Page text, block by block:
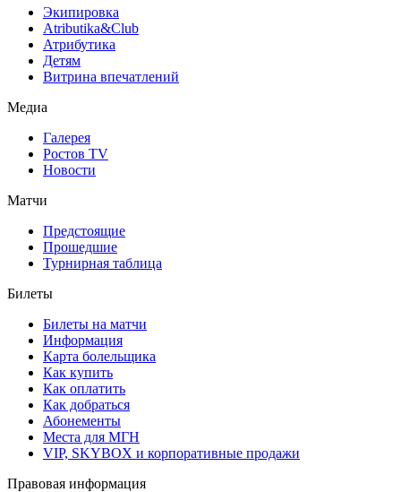
Экипировка
Atributika&Club
Атрибутика
Детям
Витрина впечатлений
Медиа
Галерея
Ростов TV
Новости
Матчи
Предстоящие
Прошедшие
Турнирная таблица
Билеты
Билеты на матчи
Информация
Карта болельщика
Как купить
Как оплатить
Как добраться
Абонементы
Места для МГН
VIP, SKYBOX и корпоративные продажи
Правовая информация